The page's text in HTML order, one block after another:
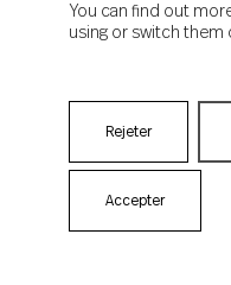
texte ou du reste des
modifier, esquiver ou
dispositifs de protection
You can find out
using or switch them
Accepter
Rejeter